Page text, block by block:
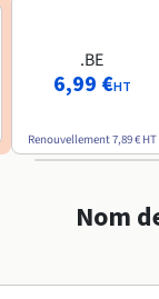
.BE
6,99 €HT
Renouvellement7,89 € HT
Nom